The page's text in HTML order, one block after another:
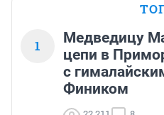
1
Медведицу
цепи в
с
Фиником